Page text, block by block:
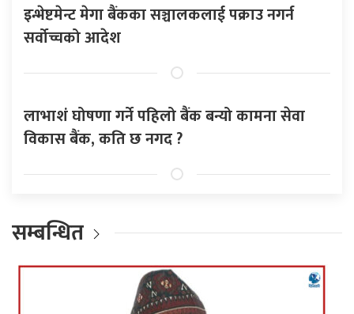
इन्भेष्टमेन्ट मेगा बैंकका सञ्चालकलाई पक्राउ नगर्न
सर्वोच्चको आदेश
लाभाशं घोषणा गर्ने पहिलो बैंक बन्यो कामना सेवा
विकास बैंक, कति छ नगद ?
सम्बन्धित